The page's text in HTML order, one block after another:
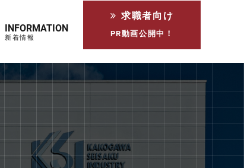
新着情報
INFORMATION
求職者向け
PR動画公開中！